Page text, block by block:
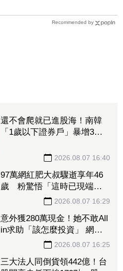
Recommended by
還不會爬就已進股海！南韓
「1歲以下證券戶」暴增3
2026.08.07 16:40
97萬網紅肥大叔驟逝享年46
歲 粉驚悟「這時已現端
倪」：一直覺得不對勁
意外獲280萬現金！她不敢All
in求助「該怎麼投資」 網一
2026.08.07 16:25